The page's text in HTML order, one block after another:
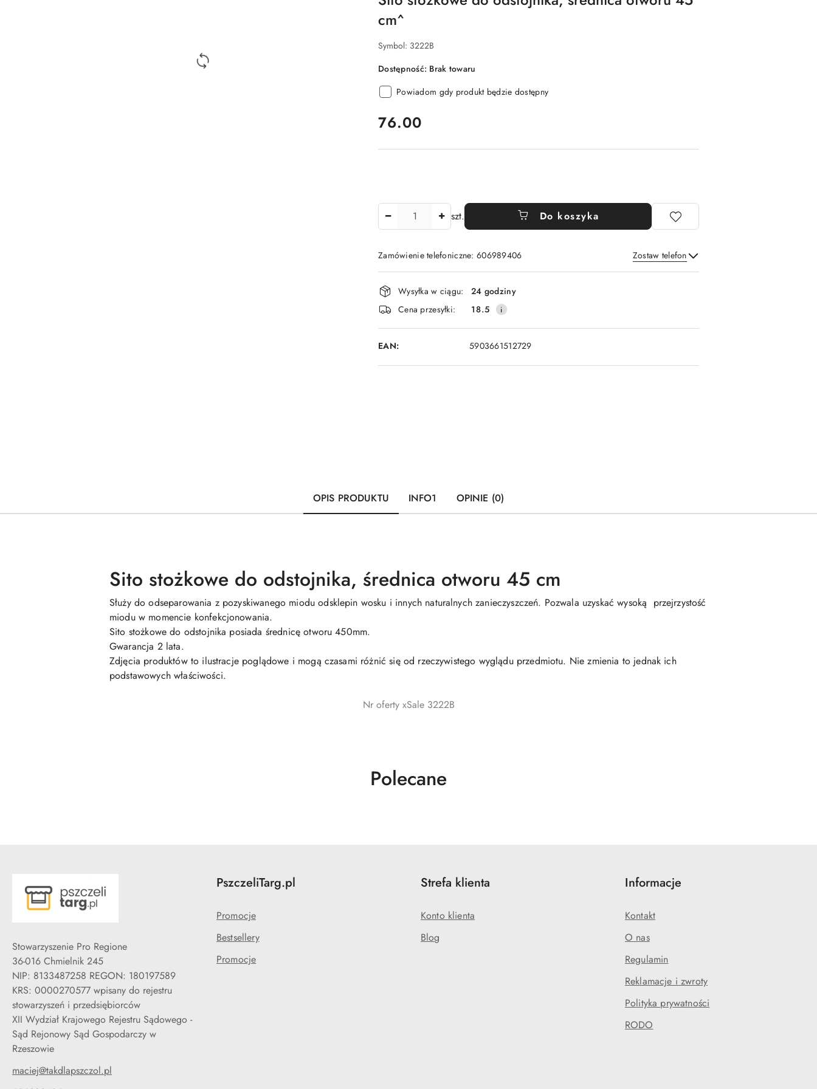
cm^
Symbol: 3222B
Dostępność: Brak towaru
Powiadom gdy produkt będzie dostępny
cena:
76.00
szt. Do koszyka
Zamówienie telefoniczne: 606989406 Zostaw telefon
Wyślij
Dostępność
i
dostawa
Wysyłka w ciągu:
24 godziny
Cena przesyłki:
18.5
EAN: 5903661512729
OPIS PRODUKTU INFO1 OPINIE (0)
Sito stożkowe do odstojnika, średnica otworu 45 cm
Służy do odseparowania z pozyskiwanego miodu odsklepin wosku i innych naturalnych zanieczyszczeń. Pozwala uzyskać wysoką przejrzystość
miodu w momencie konfekcjonowania.
Sito stożkowe do odstojnika posiada średnicę otworu 450mm.
Gwarancja 2 lata.
Zdjęcia produktów to ilustracje poglądowe i mogą czasami różnić się od rzeczywistego wyglądu przedmiotu. Nie zmienia to jednak ich
podstawowych właściwości.
Nr oferty xSale 3222B
Produkty
Polecane
Stowarzyszenie Pro Regione
36-016 Chmielnik 245
NIP: 8133487258 REGON: 180197589
KRS: 0000270577 wpisany do rejestru
stowarzyszeń i przedsiębiorców
XII Wydział Krajowego Rejestru Sądowego -
Sąd Rejonowy Sąd Gospodarczy w
Rzeszowie
maciej@takdlapszczol.pl
PszczeliTarg.pl
Promocje
Bestsellery
Promocje
Strefa klienta
Konto klienta
Blog
Informacje
Kontakt
O nas
Regulamin
Reklamacje i zwroty
Polityka prywatności
RODO